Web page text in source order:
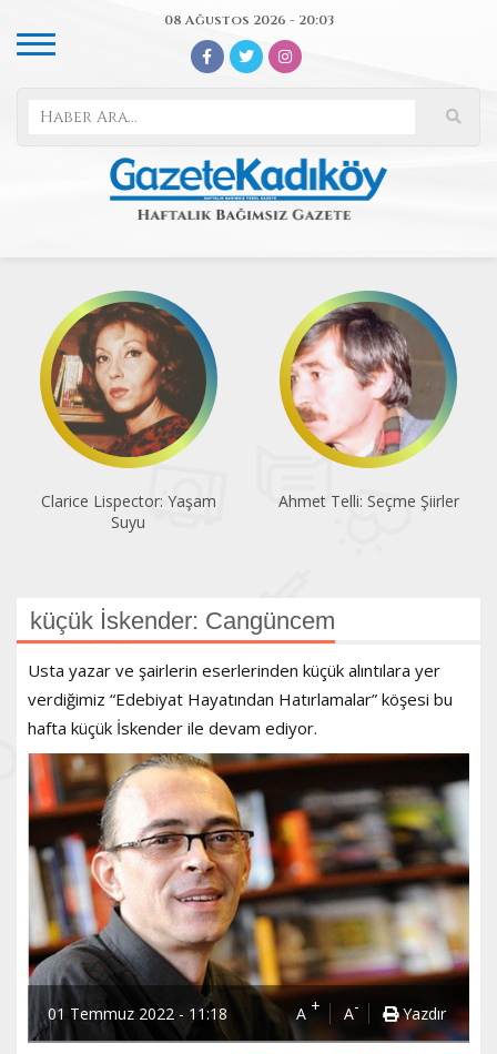
08 Ağustos 2026 - 20:03
Ahmet Telli: Seçme Şiirler
Cervantes: Köşecik ile
küçük İskender: Cangüncem
Usta yazar ve şairlerin eserlerinden küçük alıntılara yer
verdiğimiz “Edebiyat Hayatından Hatırlamalar” köşesi bu
hafta küçük İskender ile devam ediyor.
01 Temmuz 2022 - 11:18 A + A- Yazdır